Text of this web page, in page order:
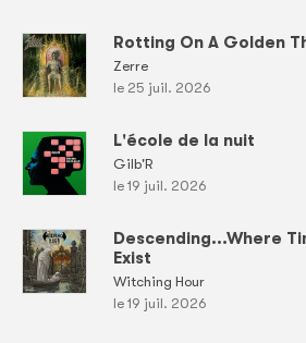
Rotting On A Golden
Zerre
le 25 juil. 2026
L'école de la nuit
Gilb'R
le 19 juil. 2026
Descending...Where
Exist
Witching Hour
le 19 juil. 2026